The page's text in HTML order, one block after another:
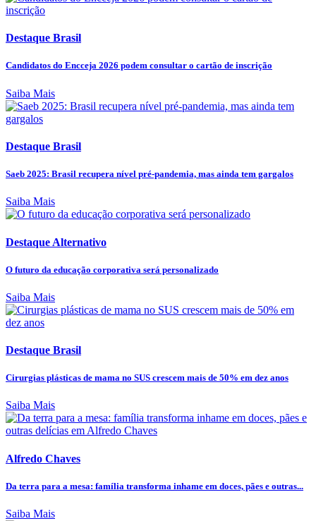
Destaque Brasil
Candidatos do Encceja 2026 podem consultar o cartão de inscrição
Saiba Mais
Destaque Brasil
Saeb 2025: Brasil recupera nível pré-pandemia, mas ainda tem gargalos
Saiba Mais
Destaque Alternativo
O futuro da educação corporativa será personalizado
Saiba Mais
Destaque Brasil
Cirurgias plásticas de mama no SUS crescem mais de 50% em dez anos
Saiba Mais
Alfredo Chaves
Da terra para a mesa: família transforma inhame em doces, pães e outras...
Saiba Mais